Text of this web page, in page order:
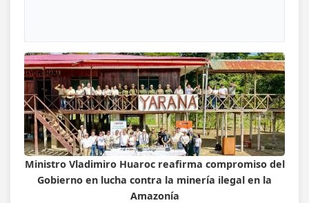
Ministro Vladimiro Huaroc reafirma compromiso del
Gobierno en lucha contra la minería ilegal en la
Amazonía